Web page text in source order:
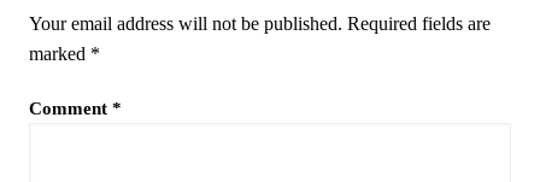
Your email address will not be published. Required fields are
marked *
Comment *